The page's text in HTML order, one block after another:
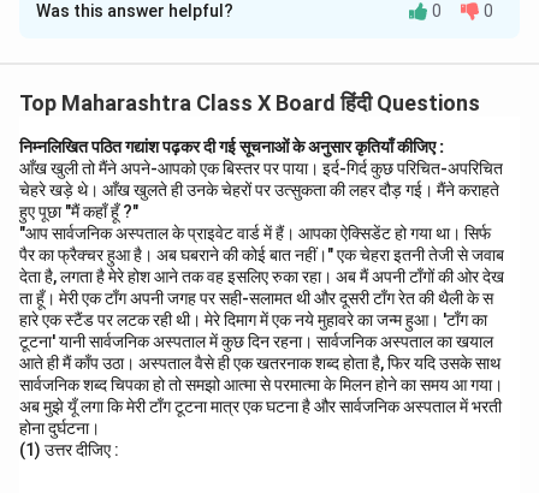
आप उन दिनों फ्लाबेर के पत्र पढ़ चुके थे।
Was this answer helpful? 0 0
Top Maharashtra Class X Board हिंदी Questions
निम्नलिखित पठित गद्यांश पढ़कर दी गई सूचनाओं के अनुसार कृतियाँ कीजिए :
आँख खुली तो मैंने अपने-आपको एक बिस्तर पर पाया। इर्द-गिर्द कुछ परिचित-अपरिचित
चेहरे खड़े थे। आँख खुलते ही उनके चेहरों पर उत्सुकता की लहर दौड़ गई। मैंने कराहते
हुए पूछा "मैं कहाँ हूँ ?"
"आप सार्वजनिक अस्पताल के प्राइवेट वार्ड में हैं। आपका ऐक्सिडेंट हो गया था। सिर्फ
पैर का फ्रैक्चर हुआ है। अब घबराने की कोई बात नहीं।" एक चेहरा इतनी तेजी से जवाब
देता है, लगता है मेरे होश आने तक वह इसलिए रुका रहा। अब मैं अपनी टाँगों की ओर देख
ता हूँ। मेरी एक टाँग अपनी जगह पर सही-सलामत थी और दूसरी टाँग रेत की थैली के स
हारे एक स्टैंड पर लटक रही थी। मेरे दिमाग में एक नये मुहावरे का जन्म हुआ। 'टाँग का
टूटना' यानी सार्वजनिक अस्पताल में कुछ दिन रहना। सार्वजनिक अस्पताल का खयाल
आते ही मैं काँप उठा। अस्पताल वैसे ही एक खतरनाक शब्द होता है, फिर यदि उसके साथ
सार्वजनिक शब्द चिपका हो तो समझो आत्मा से परमात्मा के मिलन होने का समय आ गया।
अब मुझे यूँ लगा कि मेरी टाँग टूटना मात्र एक घटना है और सार्वजनिक अस्पताल में भरती
होना दुर्घटना।
(1) उत्तर दीजिए :